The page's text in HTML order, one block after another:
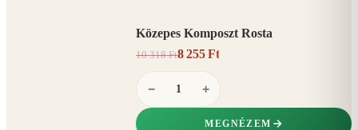
Közepes Komposzt Rosta
10 318 Ft8 255 Ft
− +
MEGNÉZEM